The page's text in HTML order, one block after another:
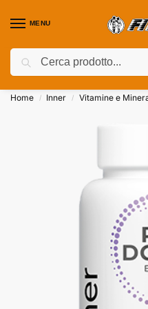
MENU
Coupon attivi ⚡
Home / Inner / Vitamine e